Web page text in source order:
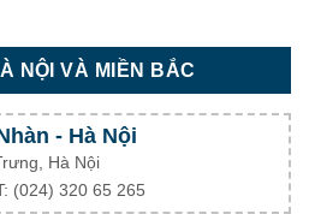
NỘI VÀ MIỀN BẮC
- Hà Nội
Hà Nội
(024) 320 65 265